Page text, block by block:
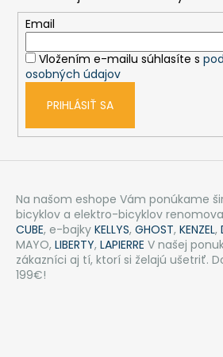
Email
Vložením e-mailu súhlasíte s
osobných údajov
PRIHLÁSIŤ SA
Na našom eshope Vám ponúkame
bicyklov a elektro-bicyklov
CUBE, e-bajky KELLYS, GHOST, KENZEL,
MAYO, LIBERTY, LAPIERRE V našej
zákazníci aj tí, ktorí si želajú ušetriť.
199€!